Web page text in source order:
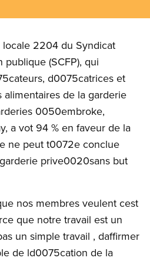
locale 2204 du Syndicat
(SCFP), qui
d0075catrices et
de la garderie
0050embroke,
a vot 94 % en faveur de la
ne peut t0072e conclue
prive0020sans but
nos membres veulent cest
que notre travail est un
un simple travail , daffirmer
de ld0075cation de la